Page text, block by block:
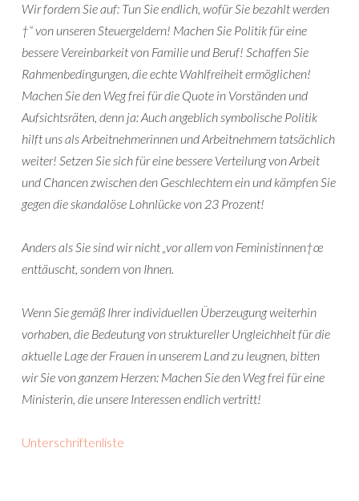
Wir fordern Sie auf: Tun Sie endlich, wofür Sie bezahlt werden
†“ von unseren Steuergeldern! Machen Sie Politik für eine
bessere Vereinbarkeit von Familie und Beruf! Schaffen Sie
Rahmenbedingungen, die echte Wahlfreiheit ermöglichen!
Machen Sie den Weg frei für die Quote in Vorständen und
Aufsichtsräten, denn ja: Auch angeblich symbolische Politik
hilft uns als Arbeitnehmerinnen und Arbeitnehmern tatsächlich
weiter! Setzen Sie sich für eine bessere Verteilung von Arbeit
und Chancen zwischen den Geschlechtern ein und kämpfen Sie
gegen die skandalöse Lohnlücke von 23 Prozent!
Anders als Sie sind wir nicht „vor allem von Feministinnen†œ
enttäuscht, sondern von Ihnen.
Wenn Sie gemäß Ihrer individuellen Überzeugung weiterhin
vorhaben, die Bedeutung von struktureller Ungleichheit für die
aktuelle Lage der Frauen in unserem Land zu leugnen, bitten
wir Sie von ganzem Herzen: Machen Sie den Weg frei für eine
Ministerin, die unsere Interessen endlich vertritt!
Unterschriftenliste